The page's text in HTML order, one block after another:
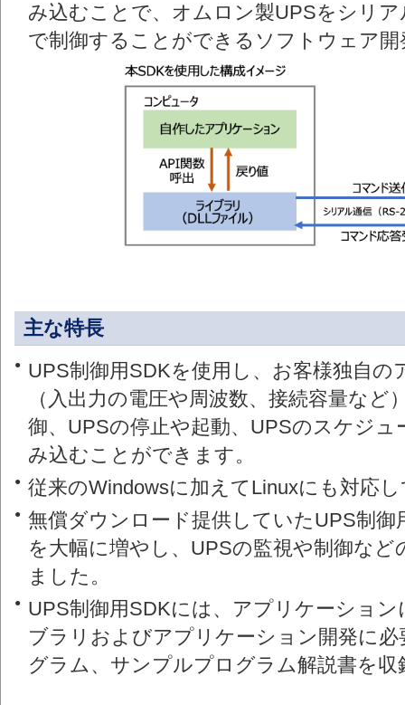
み込むことで、オムロン製UPSをシリ
で制御することができるソフトウェア
主な特長
●
UPS制御用SDKを使用し、お客様独自
（入出力の電圧や周波数、接続容量な
御、UPSの停止や起動、UPSのスケジ
み込むことができます。
● 従来のWindowsに加えてLinuxにも対応
● 無償ダウンロード提供していたUPS制
を大幅に増やし、UPSの監視や制御な
ました。
●
UPS制御用SDKには、アプリケーショ
ブラリおよびアプリケーション開発に
グラム、サンプルプログラム解説書を